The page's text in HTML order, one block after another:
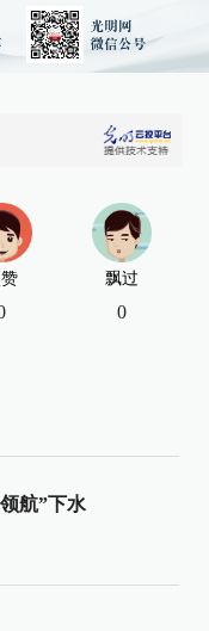
飘过
0
航”下水